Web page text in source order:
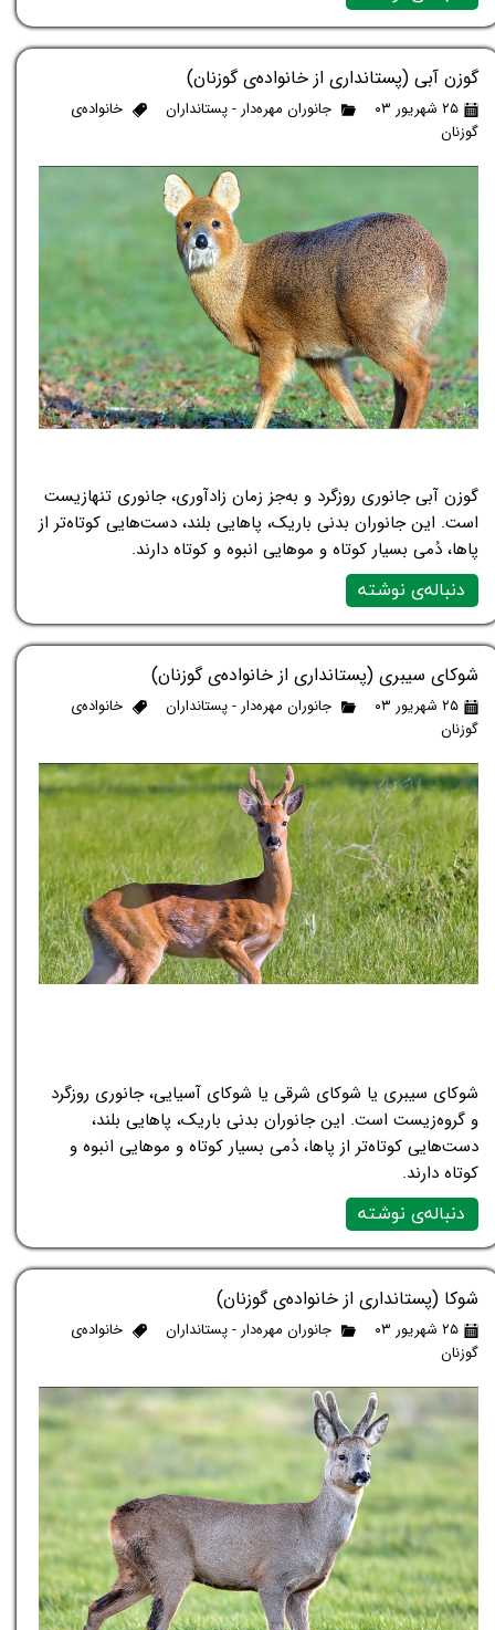
گوزن آبی (پستانداری از خانواده‌ی گوزنان)
۲۵ شهریور ۰۳ جانوران مهره‌دار - پستانداران
خانواده‌ی
گوزنان
گوزن آبی جانوری روزگرد و به‌جز زمان زادآوری، جانوری تنهازیست
است. این جانوران بدنی باریک، پاهایی بلند، دست‌هایی کوتاه‌تر از
پاها، دُمی بسیار کوتاه و موهایی انبوه و کوتاه دارند.
دنباله‌ی نوشته
شوکای سیبری (پستانداری از خانواده‌ی گوزنان)
۲۵ شهریور ۰۳ جانوران مهره‌دار - پستانداران
خانواده‌ی
گوزنان
شوکای سیبری یا شوکای شرقی یا شوکای آسیایی، جانوری روزگرد
و گروه‌زیست است. این جانوران بدنی باریک، پاهایی بلند،
دست‌هایی کوتاه‌تر از پاها، دُمی بسیار کوتاه و موهایی انبوه و
کوتاه دارند.
دنباله‌ی نوشته
شوکا (پستانداری از خانواده‌ی گوزنان)
۲۵ شهریور ۰۳ جانوران مهره‌دار - پستانداران
خانواده‌ی
گوزنان